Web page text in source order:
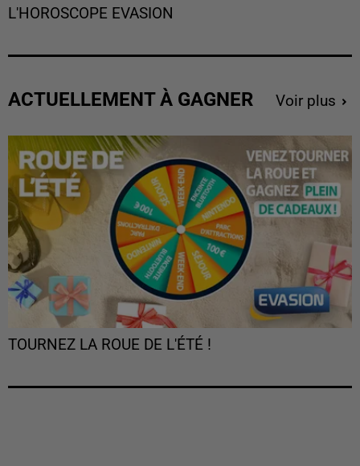
L'HOROSCOPE EVASION
ACTUELLEMENT À GAGNER Voir plus
TOURNEZ LA ROUE DE L'ÉTÉ !